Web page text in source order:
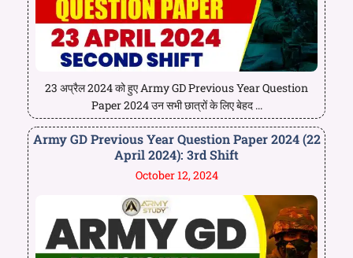
23 अप्रैल 2024 को हुए Army GD Previous Year Question
Paper 2024 उन सभी छात्रों के लिए बेहद ...
Army GD Previous Year Question Paper 2024 (22
April 2024): 3rd Shift
October 12, 2024